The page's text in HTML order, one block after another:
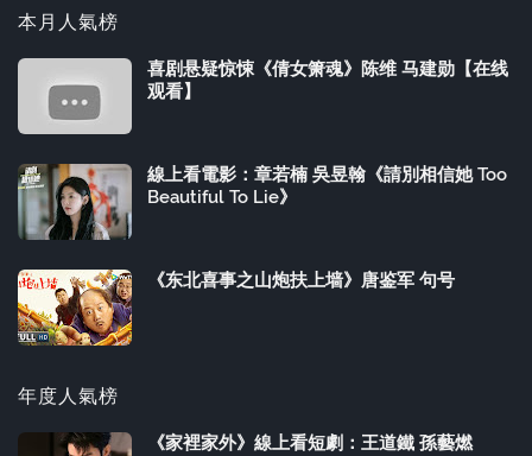
本月人氣榜
喜剧悬疑惊悚《倩女箫魂》陈维 马建勋【在线
观看】
線上看電影：章若楠 吳昱翰《請別相信她 Too
Beautiful To Lie》
《东北喜事之山炮扶上墙》唐鉴军 句号
年度人氣榜
《家裡家外》線上看短劇：王道鐵 孫藝燃